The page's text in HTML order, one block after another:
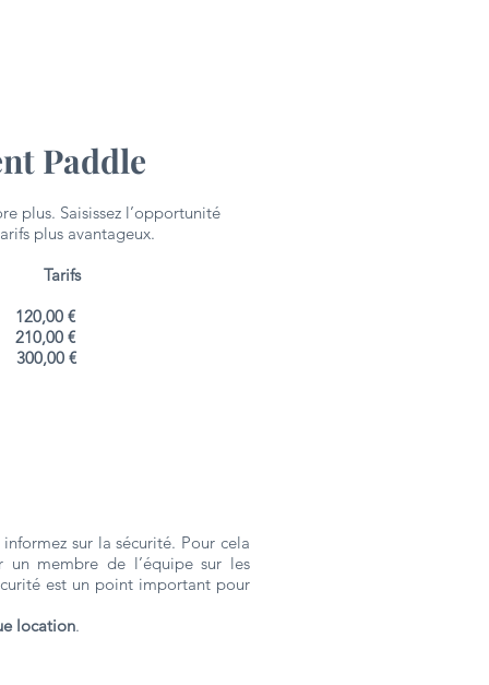
Paddle
plus. Saisissez l’opportunité
plus avantageux.
Tarifs
€
€
€
sur la sécurité. Pour cela
un membre de l’équipe sur les
est un point important pour
location.